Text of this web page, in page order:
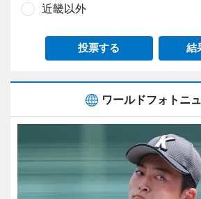
近畿以外
投票する 結
ワールドフォトニ